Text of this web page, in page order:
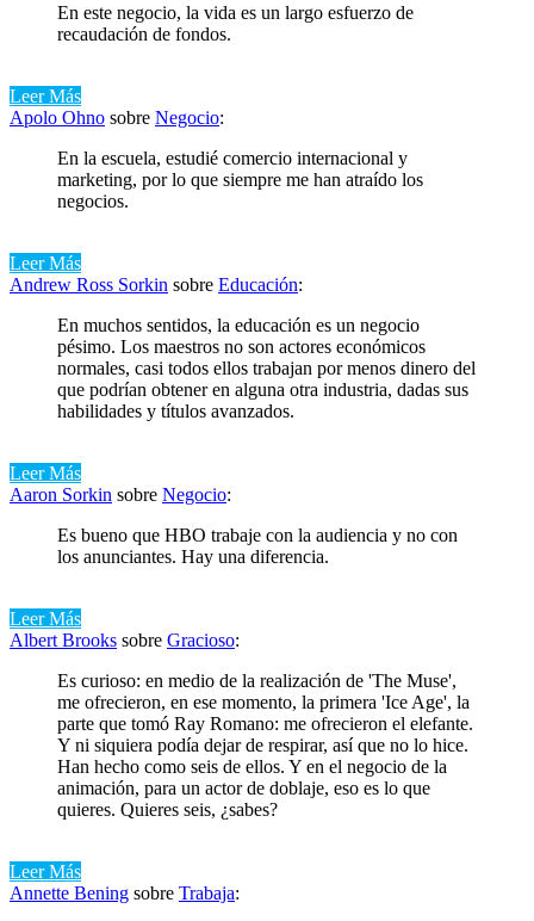
En este negocio, la vida es un largo esfuerzo de
recaudación de fondos.
Leer Más
Apolo Ohno sobre Negocio:
En la escuela, estudié comercio internacional y
marketing, por lo que siempre me han atraído los
negocios.
Leer Más
Andrew Ross Sorkin sobre Educación:
En muchos sentidos, la educación es un negocio
pésimo. Los maestros no son actores económicos
normales, casi todos ellos trabajan por menos dinero del
que podrían obtener en alguna otra industria, dadas sus
habilidades y títulos avanzados.
Leer Más
Aaron Sorkin sobre Negocio:
Es bueno que HBO trabaje con la audiencia y no con
los anunciantes. Hay una diferencia.
Leer Más
Albert Brooks sobre Gracioso:
Es curioso: en medio de la realización de 'The Muse',
me ofrecieron, en ese momento, la primera 'Ice Age', la
parte que tomó Ray Romano: me ofrecieron el elefante.
Y ni siquiera podía dejar de respirar, así que no lo hice.
Han hecho como seis de ellos. Y en el negocio de la
animación, para un actor de doblaje, eso es lo que
quieres. Quieres seis, ¿sabes?
Leer Más
Annette Bening sobre Trabaja: